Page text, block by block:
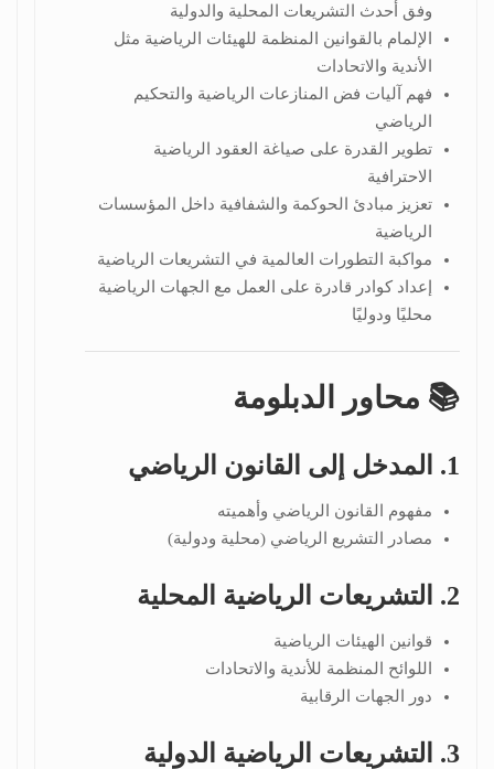
وفق أحدث التشريعات المحلية والدولية
الإلمام بالقوانين المنظمة للهيئات الرياضية مثل
الأندية والاتحادات
فهم آليات فض المنازعات الرياضية والتحكيم
الرياضي
تطوير القدرة على صياغة العقود الرياضية
الاحترافية
تعزيز مبادئ الحوكمة والشفافية داخل المؤسسات
الرياضية
مواكبة التطورات العالمية في التشريعات الرياضية
إعداد كوادر قادرة على العمل مع الجهات الرياضية
محليًا ودوليًا
📚 محاور الدبلومة
1. المدخل إلى القانون الرياضي
مفهوم القانون الرياضي وأهميته
مصادر التشريع الرياضي (محلية ودولية)
2. التشريعات الرياضية المحلية
قوانين الهيئات الرياضية
اللوائح المنظمة للأندية والاتحادات
دور الجهات الرقابية
3. التشريعات الرياضية الدولية